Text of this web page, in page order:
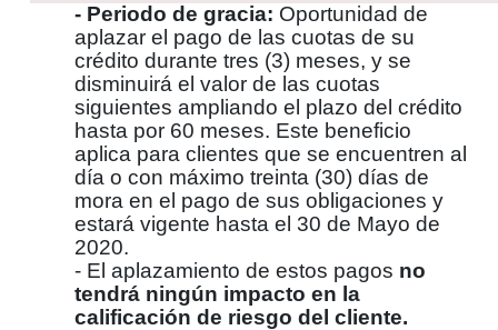
- Periodo de gracia: Oportunidad de
aplazar el pago de las cuotas de su
crédito durante tres (3) meses, y se
disminuirá el valor de las cuotas
siguientes ampliando el plazo del crédito
hasta por 60 meses. Este beneficio
aplica para clientes que se encuentren al
día o con máximo treinta (30) días de
mora en el pago de sus obligaciones y
estará vigente hasta el 30 de Mayo de
2020.
- El aplazamiento de estos pagos no
tendrá ningún impacto en la
calificación de riesgo del cliente.